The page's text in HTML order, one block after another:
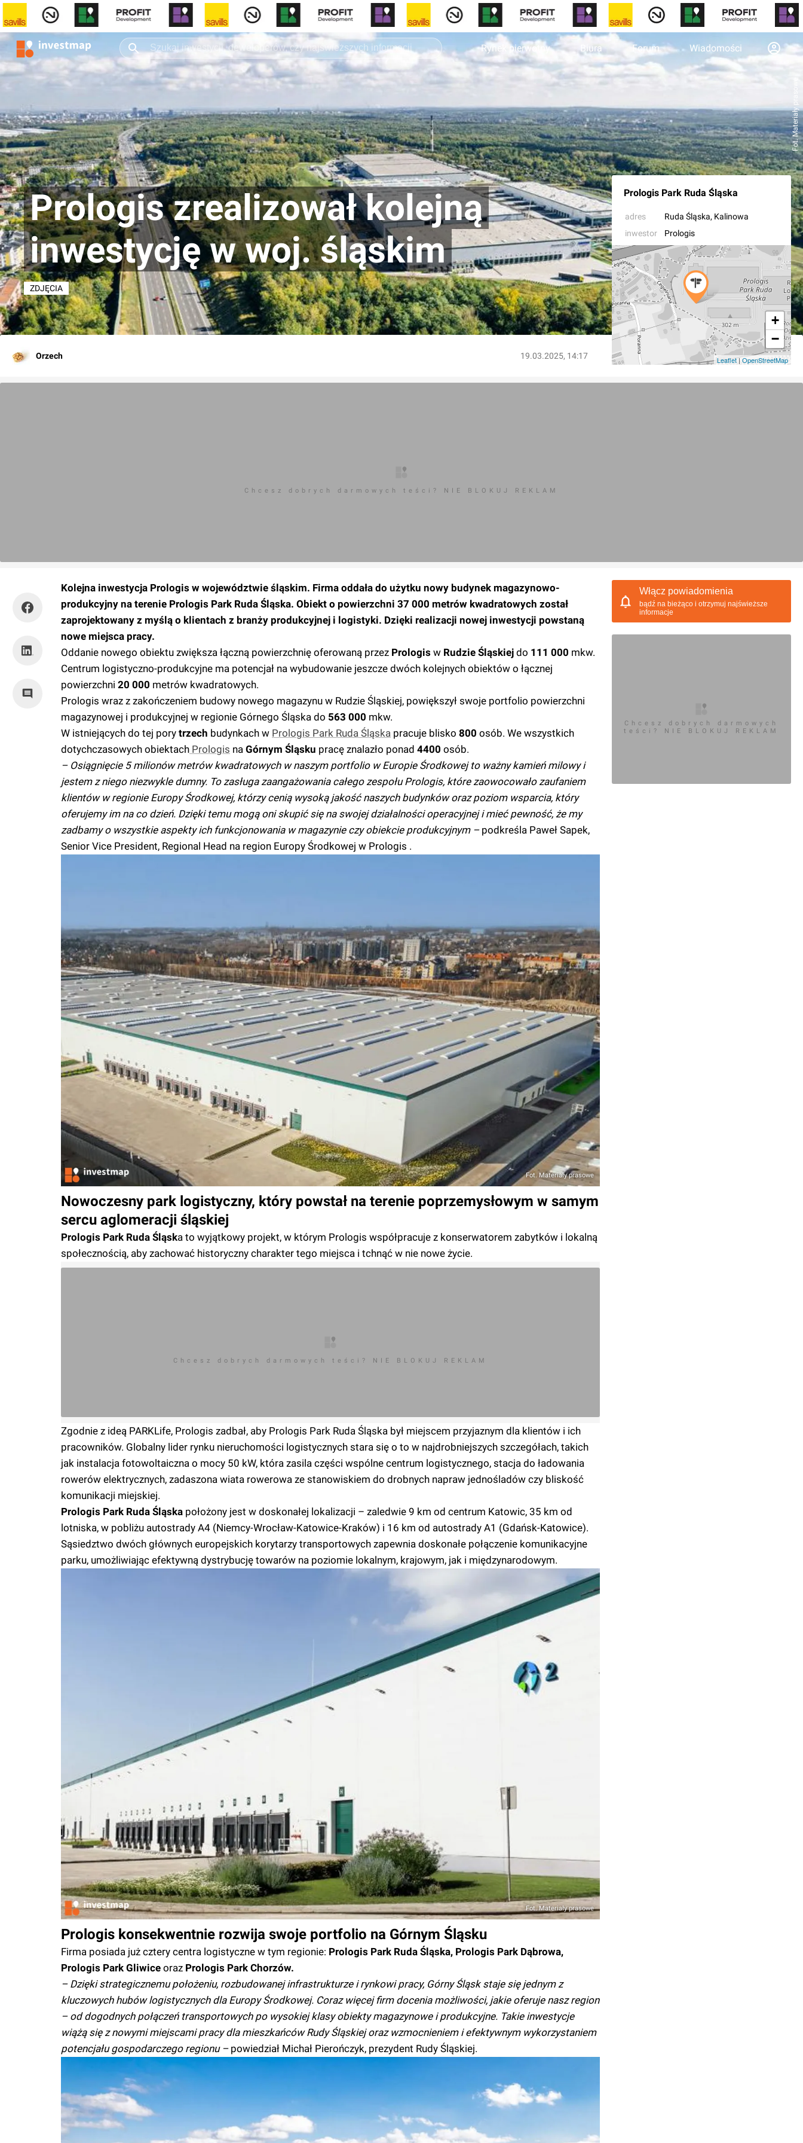
Rynek pierwotny Biura Forum Wiadomości
Fot. Materiały prasowe
Prologis zrealizował kolejną
inwestycję w woj. śląskim
ZDJĘCIA
Orzech 19.03.2025, 14:17
Prologis Park Ruda Śląska
adres Ruda Śląska, Kalinowa
inwestor
Prologis
+
−
Leaflet|OpenStreetMap
Chcesz dobrych darmowych teści? NIE BLOKUJ REKLAM
Kolejna inwestycja Prologis w województwie śląskim. Firma oddała do użytku nowy budynek magazynowo-
produkcyjny na terenie Prologis Park Ruda Śląska. Obiekt o powierzchni 37 000 metrów kwadratowych został
zaprojektowany z myślą o klientach z branży produkcyjnej i logistyki. Dzięki realizacji nowej inwestycji powstaną
nowe miejsca pracy.
Oddanie nowego obiektu zwiększa łączną powierzchnię oferowaną przez Prologis w Rudzie Śląskiej do 111 000 mkw.
Centrum logistyczno-produkcyjne ma potencjał na wybudowanie jeszcze dwóch kolejnych obiektów o łącznej
powierzchni 20 000 metrów kwadratowych.
Prologis wraz z zakończeniem budowy nowego magazynu w Rudzie Śląskiej, powiększył swoje portfolio powierzchni
magazynowej i produkcyjnej w regionie Górnego Śląska do 563 000 mkw.
W istniejących do tej pory trzech budynkach w Prologis Park Ruda Śląska pracuje blisko 800 osób. We wszystkich
dotychczasowych obiektach Prologis na Górnym Śląsku pracę znalazło ponad 4400 osób.
– Osiągnięcie 5 milionów metrów kwadratowych w naszym portfolio w Europie Środkowej to ważny kamień milowy i
jestem z niego niezwykle dumny. To zasługa zaangażowania całego zespołu Prologis, które zaowocowało zaufaniem
klientów w regionie Europy Środkowej, którzy cenią wysoką jakość naszych budynków oraz poziom wsparcia, który
oferujemy im na co dzień. Dzięki temu mogą oni skupić się na swojej działalności operacyjnej i mieć pewność, że my
zadbamy o wszystkie aspekty ich funkcjonowania w magazynie czy obiekcie produkcyjnym –podkreśla Paweł Sapek,
Senior Vice President, Regional Head na region Europy Środkowej w Prologis .
Fot. Materiały prasowe
Nowoczesny park logistyczny, który powstał na terenie poprzemysłowym w samym
sercu aglomeracji śląskiej
Prologis Park Ruda Śląska to wyjątkowy projekt, w którym Prologis współpracuje z konserwatorem zabytków i lokalną
społecznością, aby zachować historyczny charakter tego miejsca i tchnąć w nie nowe życie.
Chcesz dobrych darmowych teści? NIE BLOKUJ REKLAM
Zgodnie z ideą PARKLife, Prologis zadbał, aby Prologis Park Ruda Śląska był miejscem przyjaznym dla klientów i ich
pracowników. Globalny lider rynku nieruchomości logistycznych stara się o to w najdrobniejszych szczegółach, takich
jak instalacja fotowoltaiczna o mocy 50 kW, która zasila części wspólne centrum logistycznego, stacja do ładowania
rowerów elektrycznych, zadaszona wiata rowerowa ze stanowiskiem do drobnych napraw jednośladów czy bliskość
komunikacji miejskiej.
Prologis Park Ruda Śląska położony jest w doskonałej lokalizacji – zaledwie 9 km od centrum Katowic, 35 km od
lotniska, w pobliżu autostrady A4 (Niemcy-Wrocław-Katowice-Kraków) i 16 km od autostrady A1 (Gdańsk-Katowice).
Sąsiedztwo dwóch głównych europejskich korytarzy transportowych zapewnia doskonałe połączenie komunikacyjne
parku, umożliwiając efektywną dystrybucję towarów na poziomie lokalnym, krajowym, jak i międzynarodowym.
Fot. Materiały prasowe
Prologis konsekwentnie rozwija swoje portfolio na Górnym Śląsku
Firma posiada już cztery centra logistyczne w tym regionie: Prologis Park Ruda Śląska, Prologis Park Dąbrowa,
Prologis Park Gliwice oraz Prologis Park Chorzów.
– Dzięki strategicznemu położeniu, rozbudowanej infrastrukturze i rynkowi pracy, Górny Śląsk staje się jednym z
kluczowych hubów logistycznych dla Europy Środkowej. Coraz więcej firm docenia możliwości, jakie oferuje nasz region
– od dogodnych połączeń transportowych po wysokiej klasy obiekty magazynowe i produkcyjne. Takie inwestycje
wiążą się z nowymi miejscami pracy dla mieszkańców Rudy Śląskiej oraz wzmocnieniem i efektywnym wykorzystaniem
potencjału gospodarczego regionu –powiedział Michał Pierończyk, prezydent Rudy Śląskiej.
Włącz powiadomienia
bądź na bieżąco i otrzymuj najświeższe
informacje
Chcesz dobrych darmowych
teści? NIE BLOKUJ REKLAM